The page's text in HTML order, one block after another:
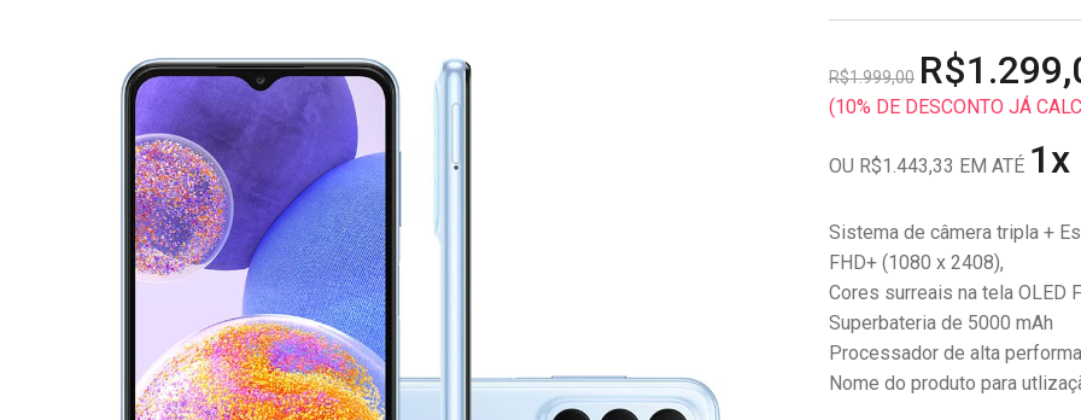
R$1.999,00
(10% DE DESCONTO JÁ
OU R$1.443,33 EM ATÉ 1x
Sistema de câmera tripla +
FHD+ (1080 x 2408),
Cores surreais na tela OLED
Superbateria de 5000 mAh
Processador de alta
Nome do produto para